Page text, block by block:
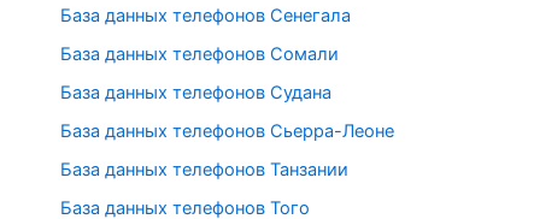
База данных телефонов Сенегала
База данных телефонов Сомали
База данных телефонов Судана
База данных телефонов Сьерра-Леоне
База данных телефонов Танзании
База данных телефонов Того